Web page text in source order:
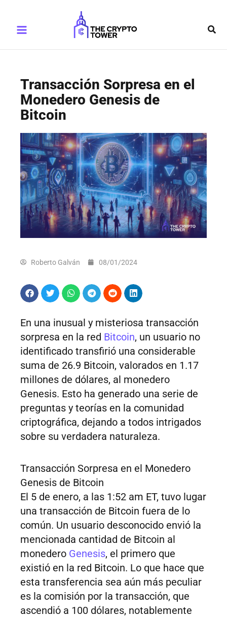
contenido
Menu
Transacción Sorpresa en el
Monedero Genesis de
Bitcoin
Roberto Galván 08/01/2024
En una inusual y misteriosa transacción
sorpresa en la red Bitcoin, un usuario no
identificado transfirió una considerable
suma de 26.9 Bitcoin, valorados en 1.17
millones de dólares, al monedero
Genesis. Esto ha generado una serie de
preguntas y teorías en la comunidad
criptográfica, dejando a todos intrigados
sobre su verdadera naturaleza.
Transacción Sorpresa en el Monedero
Genesis de Bitcoin
El 5 de enero, a las 1:52 am ET, tuvo lugar
una transacción de Bitcoin fuera de lo
común. Un usuario desconocido envió la
mencionada cantidad de Bitcoin al
monedero Genesis, el primero que
existió en la red Bitcoin. Lo que hace que
esta transferencia sea aún más peculiar
es la comisión por la transacción, que
ascendió a 100 dólares, notablemente